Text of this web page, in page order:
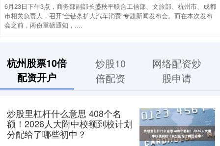
6月23日下午3点，商务部副部长盛秋平联合工信部、文旅部、杭州市、成都
市相关负责人，召开“全链条扩大汽车消费”专题新闻发布会。而在本次发布
会之前，两份重磅通知，....
杭州股票10倍
配资开户
炒股10
倍配资
网络配资炒
股申请
炒股里杠杆什么意思 408个名
额！2026人大附中校额到校计划
分配给了哪些初中？